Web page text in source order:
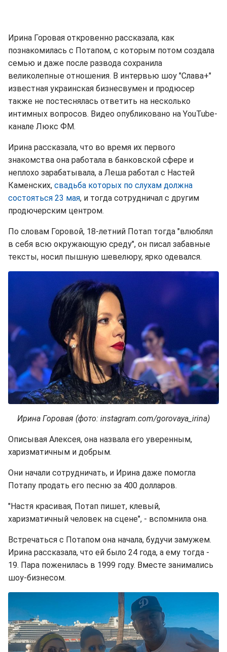
Ирина Горовая откровенно рассказала, как
познакомилась с Потапом, с которым потом создала
семью и даже после развода сохранила
великолепные отношения. В интервью шоу "Слава+"
известная украинская бизнесвумен и продюсер
также не постеснялась ответить на несколько
интимных вопросов. Видео опубликовано на YоuTube-
канале Люкс ФМ.
Ирина рассказала, что во время их первого
знакомства она работала в банковской сфере и
неплохо зарабатывала, а Леша работал с Настей
Каменских, свадьба которых по слухам должна
состояться 23 мая, и тогда сотрудничал с другим
продючерским центром.
По словам Горовой, 18-летний Потап тогда "влюблял
в себя всю окружающую среду", он писал забавные
тексты, носил пышную шевелюру, ярко одевался.
Ирина Горовая (фото: instagram.com/gorovaya_irina)
Описывая Алексея, она назвала его уверенным,
харизматичным и добрым.
Они начали сотрудничать, и Ирина даже помогла
Потапу продать его песню за 400 долларов.
"Настя красивая, Потап пишет, клевый,
харизматичный человек на сцене", - вспомнила она.
Встречаться с Потапом она начала, будучи замужем.
Ирина рассказала, что ей было 24 года, а ему тогда -
19. Пара поженилась в 1999 году. Вместе занимались
шоу-бизнесом.